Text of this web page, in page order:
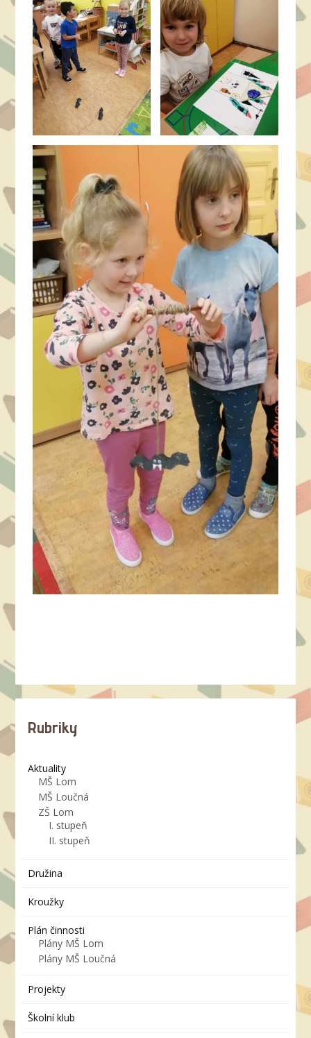
Rubriky
Aktuality
MŠ Lom
MŠ Loučná
ZŠ Lom
I. stupeň
II. stupeň
Družina
Kroužky
Plán činnosti
Plány MŠ Lom
Plány MŠ Loučná
Projekty
Školní klub